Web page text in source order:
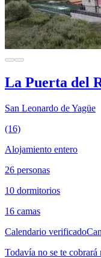
La Puerta del
San Leonardo de Yagüe
(16)
Alojamiento entero
26 personas
10 dormitorios
16 camas
Calendario verificado
Todavía no se te cobrará